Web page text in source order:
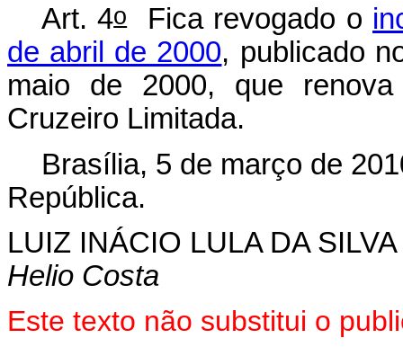
Art. 4oFica revogado o
de abril de 2000, publicado
maio de 2000, que
Cruzeiro Limitada.
Brasília, 5 de março de
República.
LUIZ INÁCIO LULA DA SILVA
Helio Costa
Este texto não substitui o